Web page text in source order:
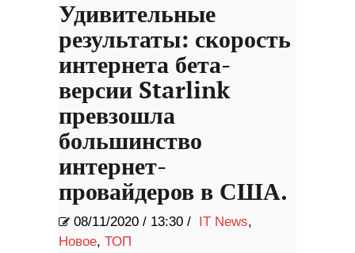
Удивительные
результаты: скорость
интернета бета-
версии Starlink
превзошла
большинство
интернет-
провайдеров в США.
08/11/2020 / 13:30 / IT News,
Новое, ТОП